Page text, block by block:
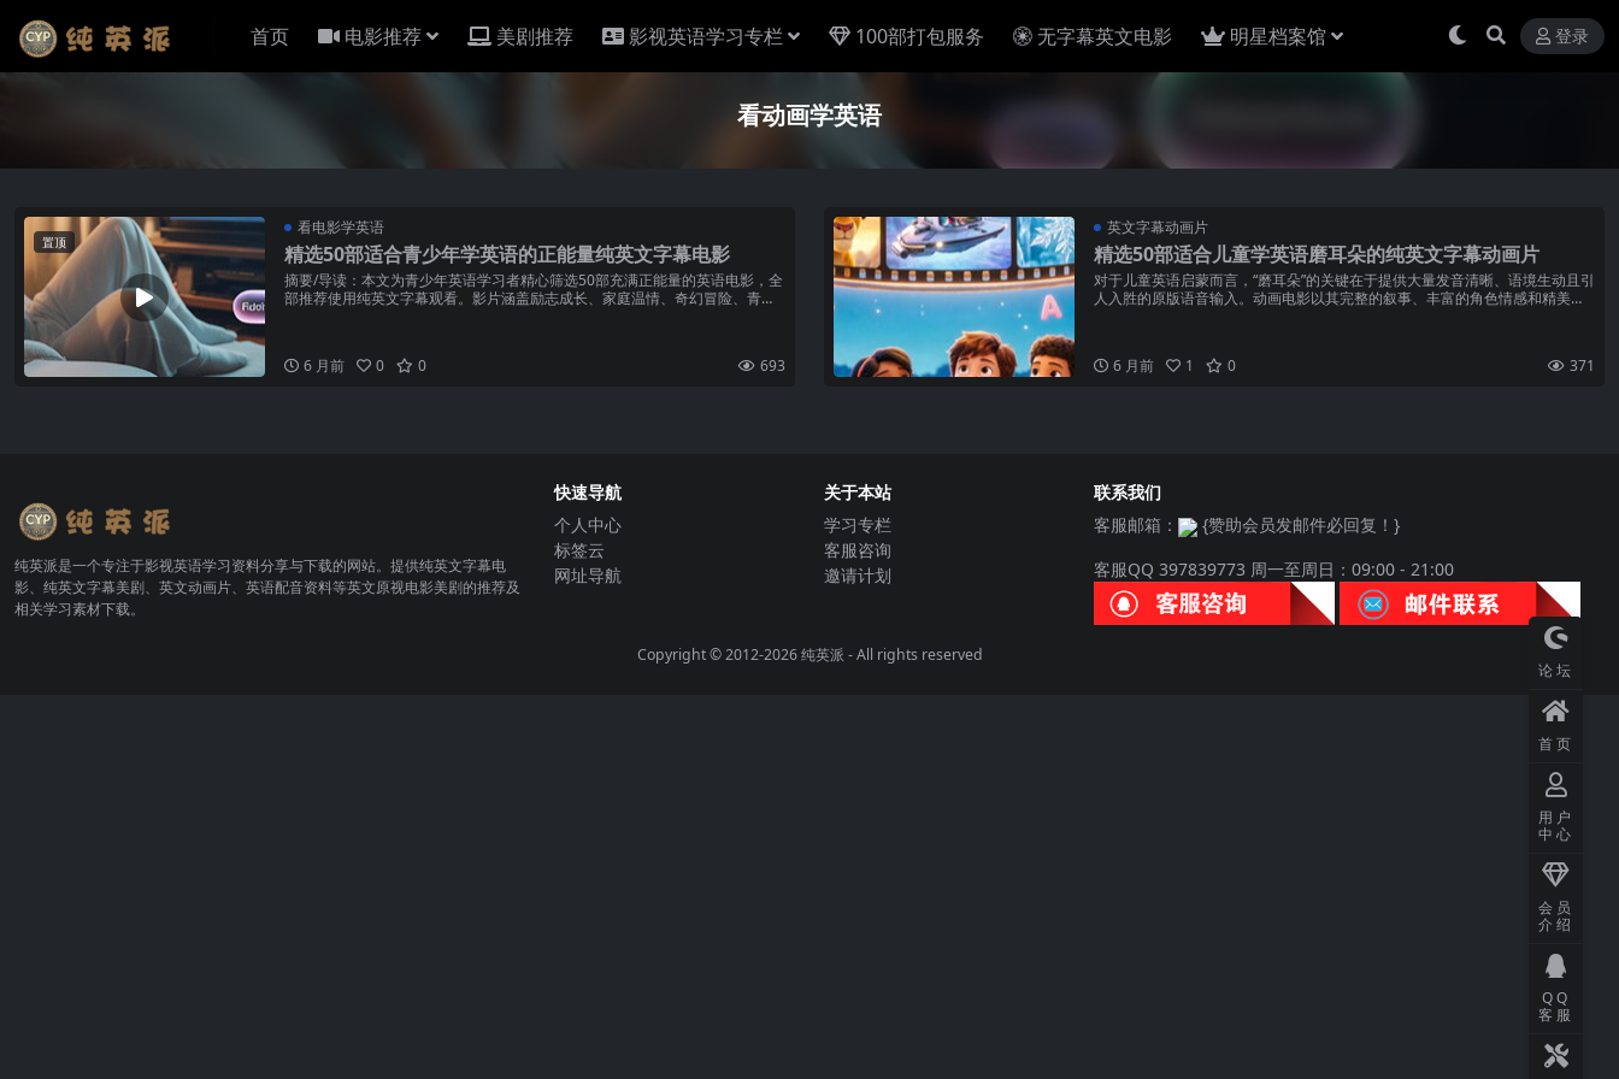
首页 电影推荐 美剧推荐 影视英语学习专栏 100部打包服务 无字幕英文电影 明星档案馆 登录
看动画学英语
置顶
看电影学英语
精选50部适合青少年学英语的正能量纯英文字幕电影
摘要/导读：本文为青少年英语学习者精心筛选50部充满正能量的英语电影，全
部推荐使用纯英文字幕观看。影片涵盖励志成长、家庭温情、奇幻冒险、青春
6 月前 0 0 693
英文字幕动画片
精选50部适合儿童学英语磨耳朵的纯英文字幕动画片
对于儿童英语启蒙而言，“磨耳朵”的关键在于提供大量发音清晰、语境生动且引
人入胜的原版语音输入。动画电影以其完整的叙事、丰富的角色情感和精美的
6 月前 1 0 371
纯英派是一个专注于影视英语学习资料分享与下载的网站。提供纯英文字幕电
影、纯英文字幕美剧、英文动画片、英语配音资料等英文原视电影美剧的推荐及
相关学习素材下载。
快速导航
个人中心
标签云
网址导航
关于本站
学习专栏
客服咨询
邀请计划
联系我们
客服邮箱：
{赞助会员发邮件必回复！}
客服QQ 397839773 周一至周日：09:00 - 21:00
Copyright © 2012-2026纯英派 - All rights reserved
论坛
首页
用户
中心
会员
介绍
QQ
客服